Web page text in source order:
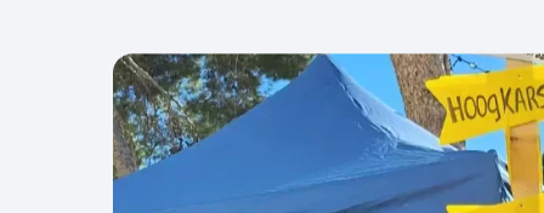
stadje Capdepera. Dit
uit de 14e eeuw staat
indrukwekkende burcht en het
de l’Orient. Na een eerste
rand van het stadje vervolg je
karakteristieke straatjes van
Gewijzigde
In tegenstelling tot
naar Mallorca andere
we je op de hoogte
Inbegrepen: